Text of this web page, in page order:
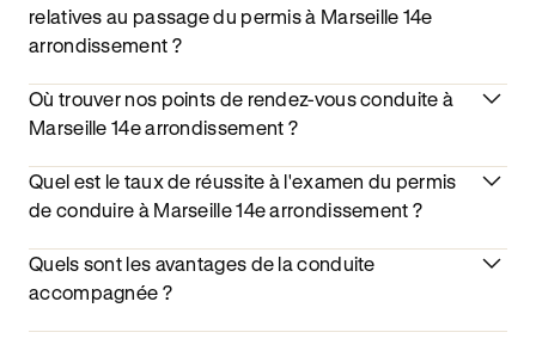
relatives au passage du permis à Marseille 14e
arrondissement ?
Où trouver nos points de rendez-vous conduite à
Marseille 14e arrondissement ?
Quel est le taux de réussite à l'examen du permis
de conduire à Marseille 14e arrondissement ?
Quels sont les avantages de la conduite
accompagnée ?